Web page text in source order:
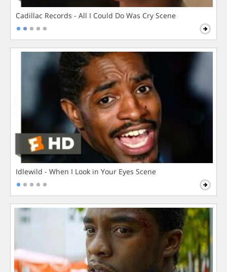
Cadillac Records - All I Could Do Was Cry Scene
Idlewild - When I Look in Your Eyes Scene